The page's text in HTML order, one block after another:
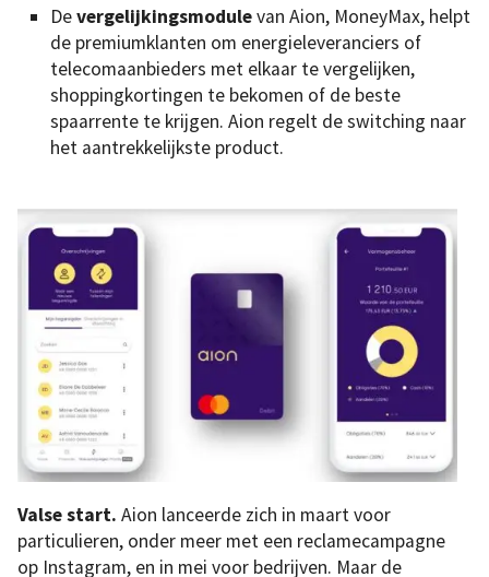
Devergelijkingsmodulevan Aion, MoneyMax, helpt
de premiumklanten om energieleveranciers of
telecomaanbieders met elkaar te vergelijken,
shoppingkortingen te bekomen of de beste
spaarrente te krijgen. Aion regelt de switching naar
het aantrekkelijkste product.
Valse start. Aion lanceerde zich in maart voor
particulieren, onder meer met een reclamecampagne
op Instagram, en in mei voor bedrijven. Maar de